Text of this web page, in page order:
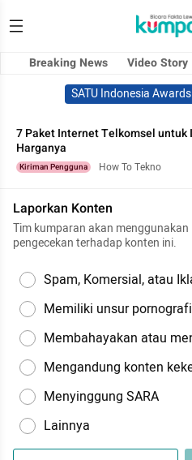
Breaking News Video Story
SATU Indonesia Awards
7 Paket Internet Telkomsel untuk
Harganya
Kiriman Pengguna How To Tekno
Laporkan Konten
Tim kumparan akan
pengecekan terhadap konten ini.
Spam, Komersial, atau
Memiliki unsur pornografi
Membahayakan atau
Mengandung konten
Menyinggung SARA
Lainnya